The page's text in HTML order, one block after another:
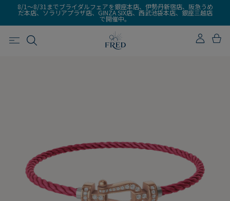
8/1～8/31までブライダルフェアを銀座本店、伊勢丹新宿店、阪急うめ
だ本店、ソラリアプラザ店、GINZA SIX店、西武池袋本店、銀座三越店
で開催中。